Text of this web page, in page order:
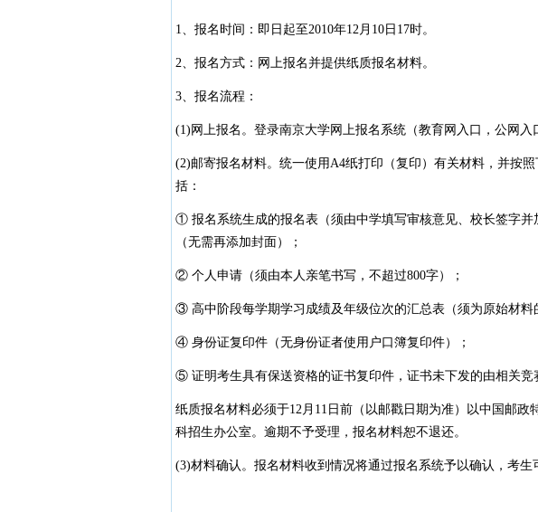
1、报名时间：即日起至2010年12月10日17时。
2、报名方式：网上报名并提供纸质报名材料。
3、报名流程：
(1)网上报名。登录南京大学网上报名系统（教育网入口，公网入
(2)邮寄报名材料。统一使用A4纸打印（复印）有关材料，并按
括：
① 报名系统生成的报名表（须由中学填写审核意见、校长签字
（无需再添加封面）；
② 个人申请（须由本人亲笔书写，不超过800字）；
③ 高中阶段每学期学习成绩及年级位次的汇总表（须为原始材料
④ 身份证复印件（无身份证者使用户口簿复印件）；
⑤ 证明考生具有保送资格的证书复印件，证书未下发的由相关竞
纸质报名材料必须于12月11日前（以邮戳日期为准）以中国邮政
科招生办公室。逾期不予受理，报名材料恕不退还。
(3)材料确认。报名材料收到情况将通过报名系统予以确认，考生